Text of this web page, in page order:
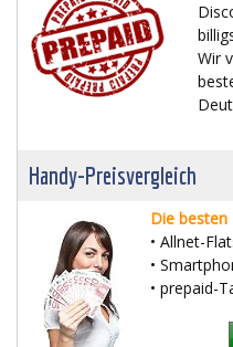
Wir
Handy-Preisvergleich
Die
• Allnet-
•
• prepaid-